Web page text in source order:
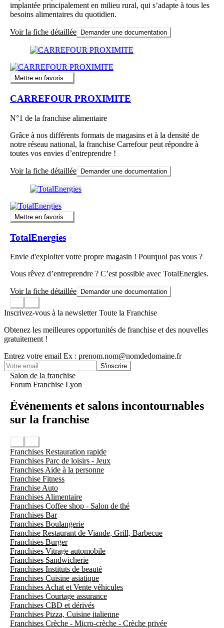
implantée principalement en milieu rural, qui s’adapte à tous les
besoins alimentaires du quotidien.
Voir la fiche détaillée Demander une documentation
Mettre en favoris
CARREFOUR PROXIMITE
N°1 de la franchise alimentaire
Grâce à nos différents formats de magasins et à la densité de
notre réseau national, la franchise Carrefour peut répondre à
toutes vos envies d’entreprendre !
Voir la fiche détaillée Demander une documentation
Mettre en favoris
TotalEnergies
Envie d'exploiter votre propre magasin ! Pourquoi pas vous ?
Vous rêvez d’entreprendre ? C’est possible avec TotalEnergies.
Voir la fiche détaillée Demander une documentation
Inscrivez-vous à la newsletter Toute la Franchise
Obtenez les meilleures opportunités de franchise et des nouvelles
gratuitement !
Entrez votre email Ex : prenom.nom@nomdedomaine.fr
S'inscrire
Salon de la franchise
Forum Franchise Lyon
Événements et salons incontournables
sur la franchise
Franchises Restauration rapide
Franchises Parc de loisirs - Jeux
Franchises Aide à la personne
Franchise Fitness
Franchise Auto
Franchises Alimentaire
Franchises Coffee shop - Salon de thé
Franchises Bar
Franchises Boulangerie
Franchise Restaurant de Viande, Grill, Barbecue
Franchises Burger
Franchises Vitrage automobile
Franchises Sandwicherie
Franchises Instituts de beauté
Franchises Cuisine asiatique
Franchises Achat et Vente véhicules
Franchises Courtage assurance
Franchises CBD et dérivés
Franchises Pizza, Cuisine italienne
Franchises Crèche - Micro-crèche - Crèche privée